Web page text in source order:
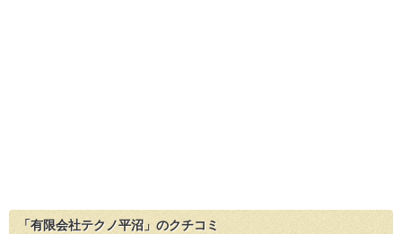
「有限会社テクノ平沼」のクチコミ